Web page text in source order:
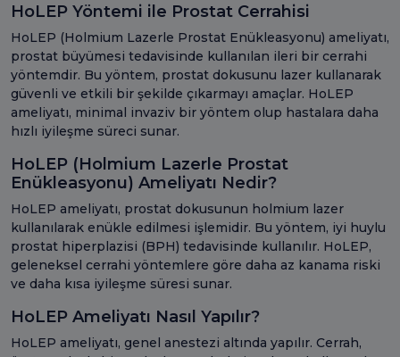
HoLEP Yöntemi ile Prostat Cerrahisi
HoLEP (Holmium Lazerle Prostat Enükleasyonu) ameliyatı,
prostat büyümesi tedavisinde kullanılan ileri bir cerrahi
yöntemdir. Bu yöntem, prostat dokusunu lazer kullanarak
güvenli ve etkili bir şekilde çıkarmayı amaçlar. HoLEP
ameliyatı, minimal invaziv bir yöntem olup hastalara daha
hızlı iyileşme süreci sunar.
HoLEP (Holmium Lazerle Prostat
Enükleasyonu) Ameliyatı Nedir?
HoLEP ameliyatı, prostat dokusunun holmium lazer
kullanılarak enükle edilmesi işlemidir. Bu yöntem, iyi huylu
prostat hiperplazisi (BPH) tedavisinde kullanılır. HoLEP,
geleneksel cerrahi yöntemlere göre daha az kanama riski
ve daha kısa iyileşme süresi sunar.
HoLEP Ameliyatı Nasıl Yapılır?
HoLEP ameliyatı, genel anestezi altında yapılır. Cerrah,